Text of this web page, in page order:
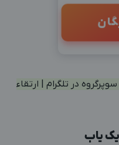
در تلگرام | ارتقاء
یاب